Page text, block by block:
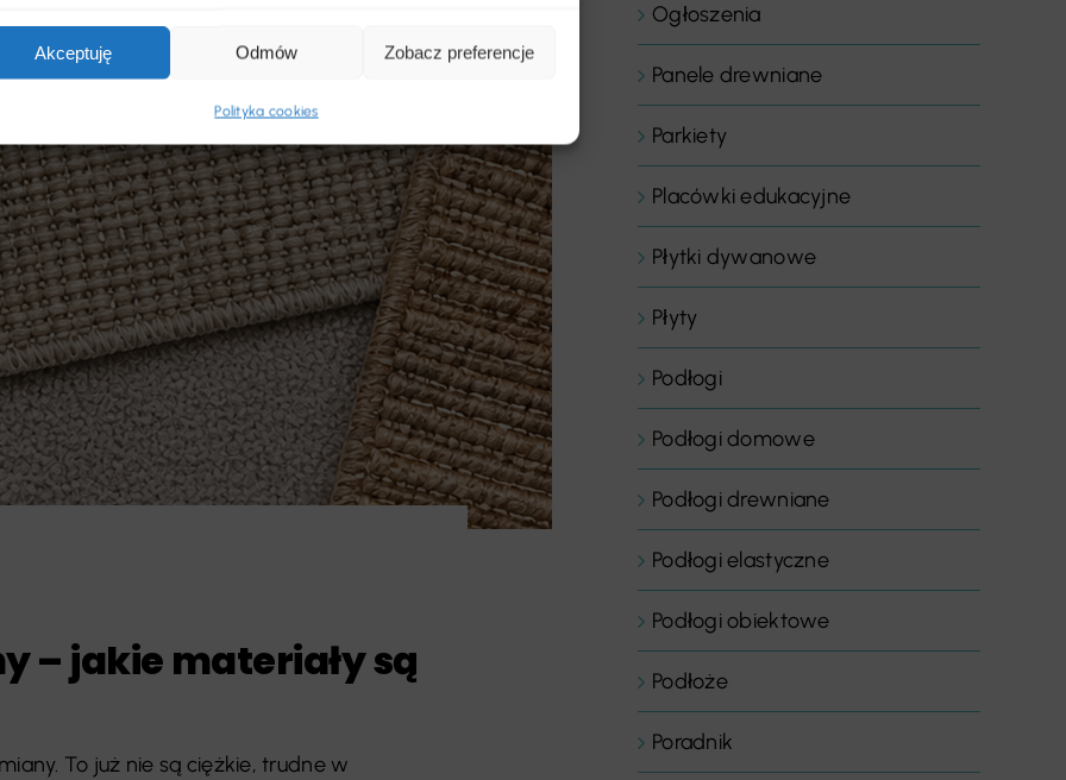
Akceptuję Odmów Zobacz preferencje
Polityka cookies
– jakie materiały są
To już nie są ciężkie, trudne w
Ogłoszenia
Panele drewniane
Parkiety
Placówki edukacyjne
Płytki dywanowe
Płyty
Podłogi
Podłogi domowe
Podłogi drewniane
Podłogi elastyczne
Podłogi obiektowe
Podłoże
Poradnik